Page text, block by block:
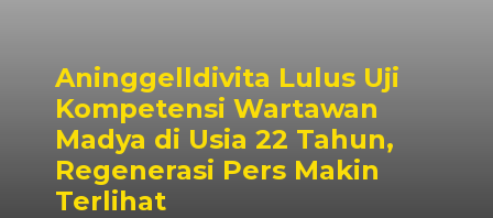
Aninggelldivita Lulus Uji
Kompetensi Wartawan
Madya di Usia 22 Tahun,
Regenerasi Pers Makin
Terlihat